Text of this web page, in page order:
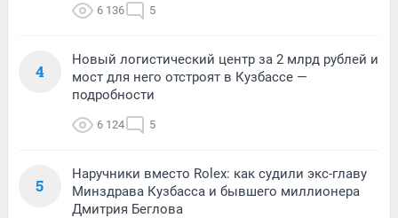
6 136 5
4
Новый логистический центр за 2 млрд рублей и
мост для него отстроят в Кузбассе —
подробности
6 124 5
5
Наручники вместо Rolex: как судили экс-главу
Минздрава Кузбасса и бывшего миллионера
Дмитрия Беглова